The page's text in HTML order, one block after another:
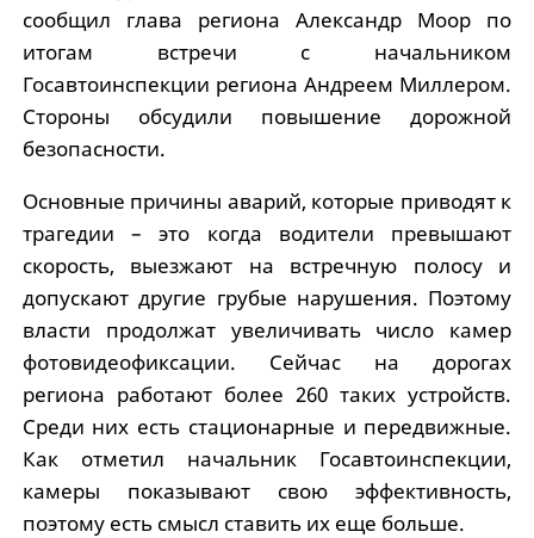
сообщил глава региона Александр Моор по
итогам встречи с начальником
Госавтоинспекции региона Андреем Миллером.
Стороны обсудили повышение дорожной
безопасности.
Основные причины аварий, которые приводят к
трагедии – это когда водители превышают
скорость, выезжают на встречную полосу и
допускают другие грубые нарушения. Поэтому
власти продолжат увеличивать число камер
фотовидеофиксации. Сейчас на дорогах
региона работают более 260 таких устройств.
Среди них есть стационарные и передвижные.
Как отметил начальник Госавтоинспекции,
камеры показывают свою эффективность,
поэтому есть смысл ставить их еще больше.